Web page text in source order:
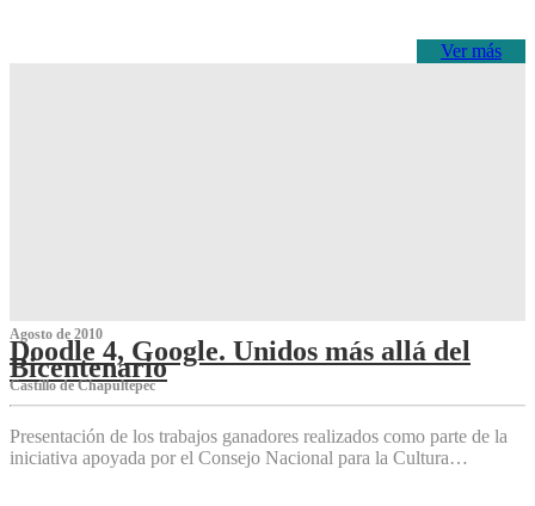
Ver más
Agosto de 2010
Doodle 4, Google. Unidos más allá del
Bicentenario
Castillo de Chapultepec
Presentación de los trabajos ganadores realizados como parte de la
iniciativa apoyada por el Consejo Nacional para la Cultura…